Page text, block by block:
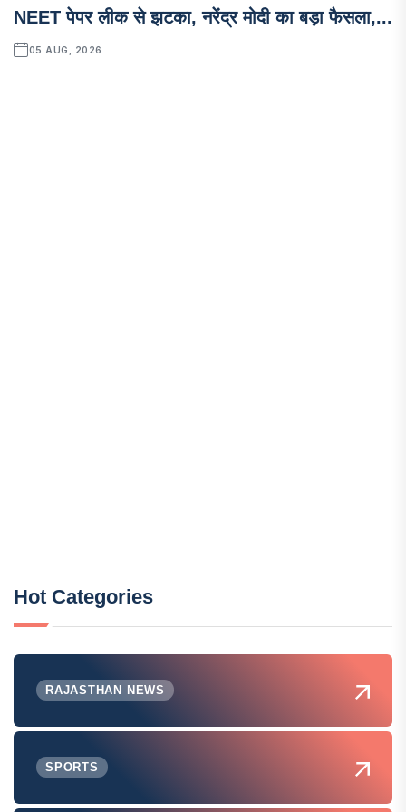
NEET पेपर लीक से झटका, नरेंद्र मोदी का बड़ा फैसला,...
05 AUG, 2026
Hot Categories
RAJASTHAN NEWS
SPORTS